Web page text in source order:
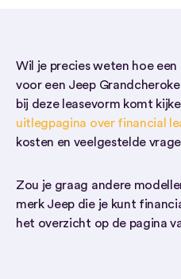
Wil je precies weten hoe
voor een Jeep
bij deze leasevorm komt
uitlegpagina over financial
kosten en veelgestelde
Zou je graag andere
merk Jeep die je kunt
het overzicht op de pagina